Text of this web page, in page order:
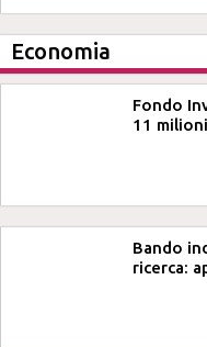
Economia
Fondo
11
Bando
ricerca: